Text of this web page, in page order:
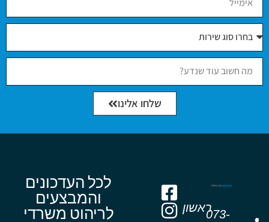
שלחו אלינו
073-ראשון
לכל העדכונים
והמבצעים
לריהוט משרדי